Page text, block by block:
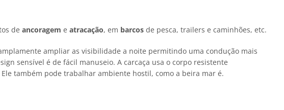
de ancoragem e atracação, em barcos de pesca, trailers e caminhões, etc.
ampliar as visibilidade a noite permitindo uma condução mais
sensível é de fácil manuseio. A carcaça usa o corpo resistente
também pode trabalhar ambiente hostil, como a beira mar é.